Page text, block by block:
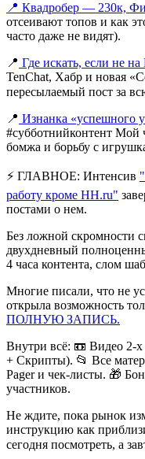
📍 Квадробер — 230к,
отсеивают топов и как
часто даже не видят).
📍 Где искать, если не на
TenChat, Хабр и новая
пересылаемый пост за
📍 Изнанка «успешного
#субботнийконтент Мой
бомжа и борьбу с
⚡️ ГЛАВНОЕ: Интенсив
работу кроме HH.ru"
постами о нем.
Без ложной скромности
двухдневный
4 часа контента, слом
Многие писали, что не
открыла возможность
ПОЛНУЮ ЗАПИСЬ.
Внутри всё: 📼 Видео 2-
+ Скрипты). 📂 Все
Pager и чек-листы. 🎁
участников.
Не ждите, пока рынок
инструкцию как
сегодня посмотреть, а